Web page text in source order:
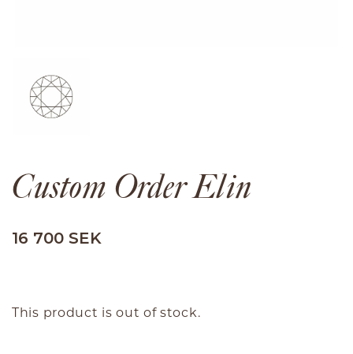
Custom Order Elin
16 700 SEK
This product is out of stock.